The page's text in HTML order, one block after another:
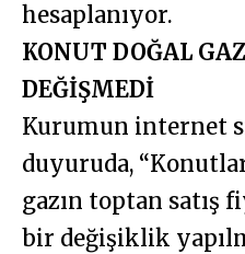
hesaplanıyor.
KONUT DOĞAL
DEĞİŞMEDİ
Kurumun internet
duyuruda,
gazın toptan satış
bir değişiklik